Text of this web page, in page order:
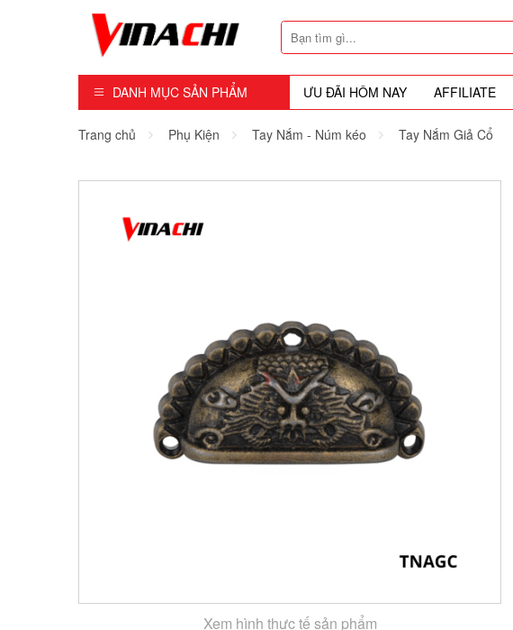
DANH MỤC SẢN PHẨM ƯU ĐÃI HÔM NAY AFFILIATE
Dụng Cụ - Công Cụ
Máy Cầm Tay
Khóa - Phụ Kiện Cửa
Trang chủ Phụ Kiện Tay Nắm - Núm kéo Tay Nắm Giả Cổ
Xem hình thực tế sản phẩm